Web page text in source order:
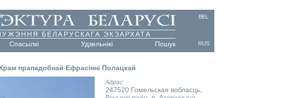
BEL
RUS
БЕЛАРУСКАГА ЭКЗАРХАТА
Cпасылкі Удзельнікі Пошук
прападобнай Ефрасінні Полацкай
Адрас
247520 Гомельская вобласць,